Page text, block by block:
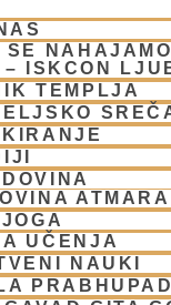
SE
– ISKCON
TEMPLJA
UČENJA
NAUKI
(7)